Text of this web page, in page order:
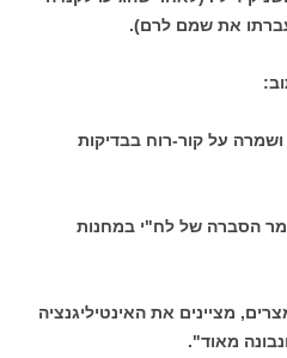
על קור-רוח בבדיקות
הסברה של לח"י במחנות
מציינים את האינטיליגנציה
מאוד".